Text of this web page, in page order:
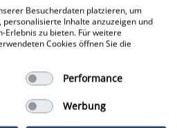
mit
Welten
gegenüber herkömmlichen
Besucherdaten platzieren, um
Inhalte anzuzeigen und
Erlebnis zu bieten. Für weitere
Cookies öffnen Sie die
Performance
Werbung